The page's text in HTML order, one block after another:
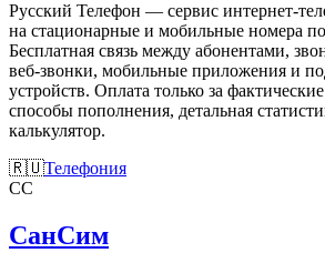
Русский Телефон — сервис интернет-
на стационарные и мобильные номера
Бесплатная связь между абонентами,
веб-звонки, мобильные приложения и
устройств. Оплата только за
способы пополнения, детальная
калькулятор.
🇷🇺Телефония
СС
СанСим